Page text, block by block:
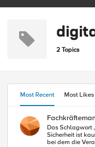
2 Topics
Most Recent Most Likes
Das Schlagwort
Sicherheit ist kaum zu schließen. Mittlerweile hat diese Problematik auch die Chefetage erreicht, fehlt es
bei dem die